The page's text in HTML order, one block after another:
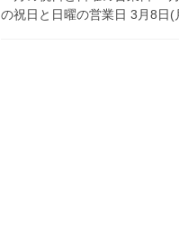
の祝日と日曜の営業日 3月8